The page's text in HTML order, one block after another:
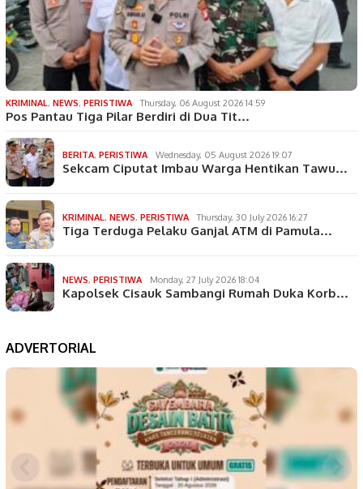
KRIMINAL, NEWS, PERISTIWA Thursday, 06 August 2026 14:59
Pos Pantau Tiga Pilar Berdiri di Dua Tit…
BERITA, PERISTIWA Wednesday, 05 August 2026 19:07
Sekcam Ciputat Imbau Warga Hentikan Tawu…
KRIMINAL, NEWS, PERISTIWA Thursday, 30 July 2026 16:27
Tiga Terduga Pelaku Ganjal ATM di Pamula…
NEWS, PERISTIWA Monday, 27 July 2026 18:04
Kapolsek Cisauk Sambangi Rumah Duka Korb…
ADVERTORIAL